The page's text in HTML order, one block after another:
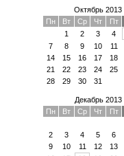
Октябрь 2013
Пн
Вт Ср Чт Пт
1
2 3 4
7
8 9 10 11
14
15 16 17 18
21
22 23 24 25
28
29 30 31
Декабрь 2013
Пн
Вт Ср Чт Пт
2
3 4 5 6
9
10 11 12 13